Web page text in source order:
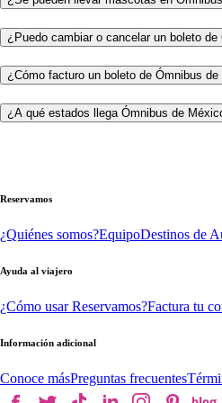
¿Puedo cambiar o cancelar un boleto
¿Cómo facturo un boleto de Ómnibus
¿A qué estados llega Ómnibus de
Reservamos
¿Quiénes somos?EquipoDestinos de
Ayuda al viajero
¿Cómo usar Reservamos?Factura tu
Información adicional
Conoce másPreguntas frecuentes